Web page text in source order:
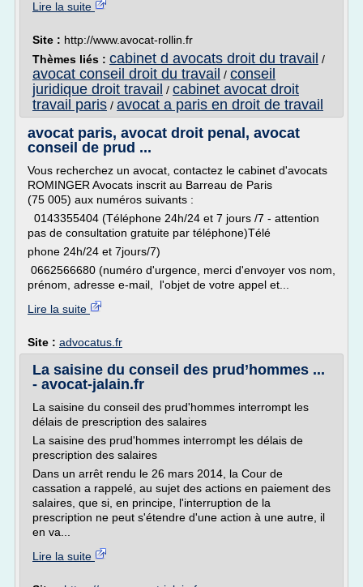
Lire la suite
Site : http://www.avocat-rollin.fr
Thèmes liés : cabinet d avocats droit du travail /
avocat conseil droit du travail / conseil
juridique droit travail / cabinet avocat droit
travail paris / avocat a paris en droit de travail
avocat paris, avocat droit penal, avocat
conseil de prud ...
Vous recherchez un avocat, contactez le cabinet d'avocats
ROMINGER Avocats inscrit au Barreau de Paris
(75 005) aux numéros suivants :
0143355404 (Téléphone 24h/24 et 7 jours /7 - attention
pas de consultation gratuite par téléphone)Télé
phone 24h/24 et 7jours/7)
0662566680 (numéro d'urgence, merci d'envoyer vos nom,
prénom, adresse e-mail, l'objet de votre appel et...
Lire la suite
Site : advocatus.fr
La saisine du conseil des prud’hommes ...
- avocat-jalain.fr
La saisine du conseil des prud'hommes interrompt les
délais de prescription des salaires
La saisine des prud'hommes interrompt les délais de
prescription des salaires
Dans un arrêt rendu le 26 mars 2014, la Cour de
cassation a rappelé, au sujet des actions en paiement des
salaires, que si, en principe, l'interruption de la
prescription ne peut s'étendre d'une action à une autre, il
en va...
Lire la suite